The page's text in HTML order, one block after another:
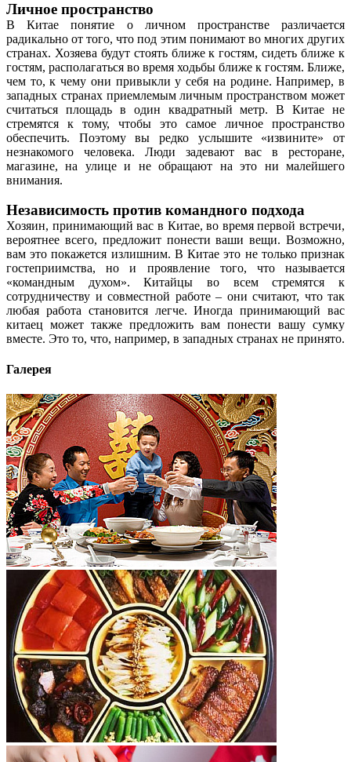
Личное пространство
В Китае понятие о личном пространстве различается
радикально от того, что под этим понимают во многих других
странах. Хозяева будут стоять ближе к гостям, сидеть ближе к
гостям, располагаться во время ходьбы ближе к гостям. Ближе,
чем то, к чему они привыкли у себя на родине. Например, в
западных странах приемлемым личным пространством может
считаться площадь в один квадратный метр. В Китае не
стремятся к тому, чтобы это самое личное пространство
обеспечить. Поэтому вы редко услышите «извините» от
незнакомого человека. Люди задевают вас в ресторане,
магазине, на улице и не обращают на это ни малейшего
внимания.
Независимость против командного подхода
Хозяин, принимающий вас в Китае, во время первой встречи,
вероятнее всего, предложит понести ваши вещи. Возможно,
вам это покажется излишним. В Китае это не только признак
гостеприимства, но и проявление того, что называется
«командным духом». Китайцы во всем стремятся к
сотрудничеству и совместной работе – они считают, что так
любая работа становится легче. Иногда принимающий вас
китаец может также предложить вам понести вашу сумку
вместе. Это то, что, например, в западных странах не принято.
Галерея